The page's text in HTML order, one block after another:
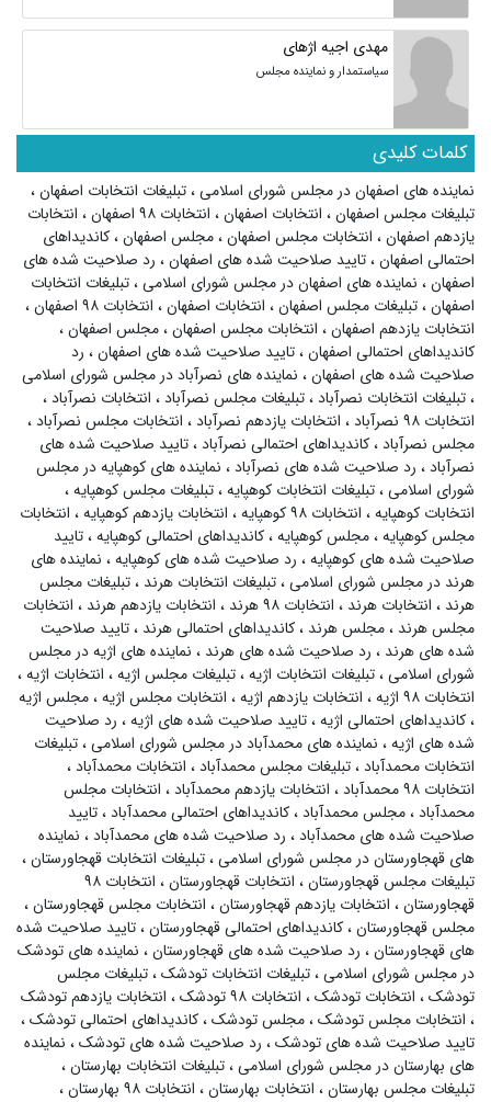
مهدی اجیه اژهای
سیاستمدار و نماینده مجلس
کلمات کلیدی
نماینده های اصفهان در مجلس شورای اسلامی،تبلیغات انتخابات اصفهان،
تبلیغات مجلس اصفهان، انتخابات اصفهان، انتخابات ۹۸ اصفهان ، انتخابات
یازدهم اصفهان، انتخابات مجلس اصفهان،مجلس اصفهان،کاندیداهای
احتمالی اصفهان،تایید صلاحیت شده های اصفهان، رد صلاحیت شده های
اصفهان، نماینده های اصفهان در مجلس شورای اسلامی،تبلیغات انتخابات
اصفهان،تبلیغات مجلس اصفهان، انتخابات اصفهان، انتخابات ۹۸ اصفهان
،
انتخابات یازدهم اصفهان، انتخابات مجلس اصفهان،مجلس اصفهان،
کاندیداهای احتمالی اصفهان،تایید صلاحیت شده های اصفهان، رد
صلاحیت شده های اصفهان، نماینده های نصرآباد در مجلس شورای اسلامی
،تبلیغات انتخابات نصرآباد،تبلیغات مجلس نصرآباد، انتخابات نصرآباد،
انتخابات ۹۸ نصرآباد
، انتخابات یازدهم نصرآباد، انتخابات مجلس نصرآباد،
مجلس نصرآباد،کاندیداهای احتمالی نصرآباد،تایید صلاحیت شده های
نصرآباد، رد صلاحیت شده های نصرآباد، نماینده های کوهپایه در مجلس
شورای اسلامی،تبلیغات انتخابات کوهپایه،تبلیغات مجلس کوهپایه،
انتخابات کوهپایه، انتخابات ۹۸ کوهپایه ، انتخابات یازدهم کوهپایه، انتخابات
مجلس کوهپایه،مجلس کوهپایه،کاندیداهای احتمالی کوهپایه،تایید
صلاحیت شده های کوهپایه، رد صلاحیت شده های کوهپایه، نماینده های
هرند در مجلس شورای اسلامی،تبلیغات انتخابات هرند ،تبلیغات مجلس
هرند ، انتخابات هرند ، انتخابات ۹۸ هرند ، انتخابات یازدهم هرند ، انتخابات
مجلس هرند ،مجلس هرند ،کاندیداهای احتمالی هرند ،تایید صلاحیت
شده های هرند ، رد صلاحیت شده های هرند ، نماینده های اژیه در مجلس
شورای اسلامی،تبلیغات انتخابات اژیه،تبلیغات مجلس اژیه، انتخابات اژیه،
انتخابات ۹۸ اژیه
، انتخابات یازدهم اژیه، انتخابات مجلس اژیه،مجلس اژیه
،کاندیداهای احتمالی اژیه،تایید صلاحیت شده های اژیه، رد صلاحیت
شده های اژیه، نماینده های محمدآباد در مجلس شورای اسلامی،تبلیغات
انتخابات محمدآباد،تبلیغات مجلس محمدآباد، انتخابات محمدآباد،
انتخابات ۹۸ محمدآباد
، انتخابات یازدهم محمدآباد، انتخابات مجلس
محمدآباد،مجلس محمدآباد،کاندیداهای احتمالی محمدآباد،تایید
صلاحیت شده های محمدآباد، رد صلاحیت شده های محمدآباد، نماینده
های قهجاورستان در مجلس شورای اسلامی،تبلیغات انتخابات قهجاورستان،
تبلیغات مجلس قهجاورستان، انتخابات قهجاورستان،
انتخابات ۹۸
قهجاورستان، انتخابات یازدهم قهجاورستان، انتخابات مجلس قهجاورستان،
مجلس قهجاورستان،کاندیداهای احتمالی قهجاورستان،تایید صلاحیت شده
های قهجاورستان، رد صلاحیت شده های قهجاورستان، نماینده های تودشک
در مجلس شورای اسلامی،تبلیغات انتخابات تودشک،تبلیغات مجلس
تودشک، انتخابات تودشک، انتخابات ۹۸ تودشک ، انتخابات یازدهم تودشک
، انتخابات مجلس تودشک،مجلس تودشک،کاندیداهای احتمالی تودشک،
تایید صلاحیت شده های تودشک، رد صلاحیت شده های تودشک، نماینده
های بهارستان در مجلس شورای اسلامی،تبلیغات انتخابات بهارستان،
تبلیغات مجلس بهارستان، انتخابات بهارستان، انتخابات ۹۸ بهارستان
،